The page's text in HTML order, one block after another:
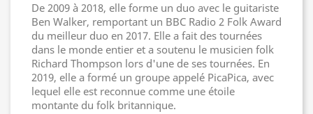
De 2009 à 2018, elle forme un duo avec le guitariste
Ben Walker, remportant un BBC Radio 2 Folk Award
du meilleur duo en 2017. Elle a fait des tournées
dans le monde entier et a soutenu le musicien folk
Richard Thompson lors d'une de ses tournées. En
2019, elle a formé un groupe appelé PicaPica, avec
lequel elle est reconnue comme une étoile
montante du folk britannique.